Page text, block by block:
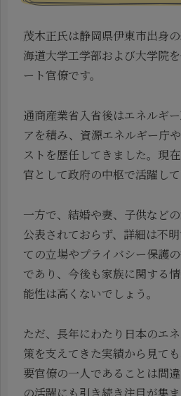
茂木正氏は静岡県伊東市出身
海道大学工学部および大学院
ート官僚です。
通商産業省入省後はエネルギ
アを積み、資源エネルギー庁
ストを歴任してきました。現
官として政府の中枢で活躍して
一方で、結婚や妻、子供など
公表されておらず、詳細は不
ての立場やプライバシー保護
であり、今後も家族に関する
能性は高くないでしょう。
ただ、長年にわたり日本のエ
策を支えてきた実績から見て
要官僚の一人であることは間
の活躍にも引き続き注目が集ま